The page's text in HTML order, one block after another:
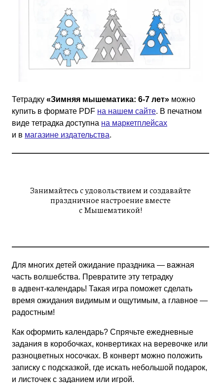
Тетрадку «Зимняя мышематика: 6-7 лет» можно
купить в формате PDF на нашем сайте. В печатном
виде тетрадка доступна на маркетплейсах
и в магазине издательства.
Занимайтесь с удовольствием и создавайте
праздничное настроение вместе
с Мышематикой!
Для многих детей ожидание праздника — важная
часть волшебства. Превратите эту тетрадку
в адвент-календарь! Такая игра поможет сделать
время ожидания видимым и ощутимым, а главное —
радостным!
Как оформить календарь? Спрячьте ежедневные
задания в коробочках, конвертиках на веревочке или
разноцветных носочках. В конверт можно положить
записку с подсказкой, где искать небольшой подарок,
и листочек с заданием или игрой.